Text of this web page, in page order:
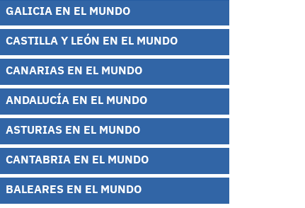
GALICIA EN EL MUNDO
CASTILLA Y LEÓN EN EL MUNDO
CANARIAS EN EL MUNDO
ANDALUCÍA EN EL MUNDO
ASTURIAS EN EL MUNDO
CANTABRIA EN EL MUNDO
BALEARES EN EL MUNDO